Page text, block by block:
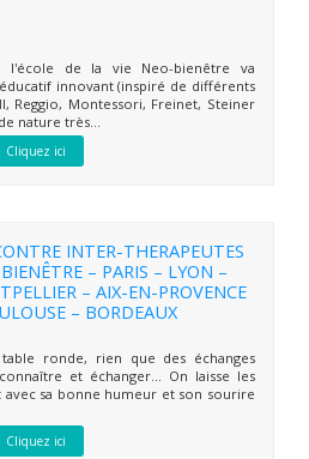
l'école de la vie Neo-bienêtre va
innovant (inspiré de différents
Reggio, Montessori, Freinet, Steiner
nature très...
Cliquez ici
INTER-THERAPEUTES
– PARIS – LYON –
– AIX-EN-PROVENCE
– BORDEAUX
ronde, rien que des échanges
et échanger… On laisse les
avec sa bonne humeur et son sourire
Cliquez ici